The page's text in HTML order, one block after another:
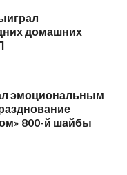
домашних
эмоциональным
800-й шайбы